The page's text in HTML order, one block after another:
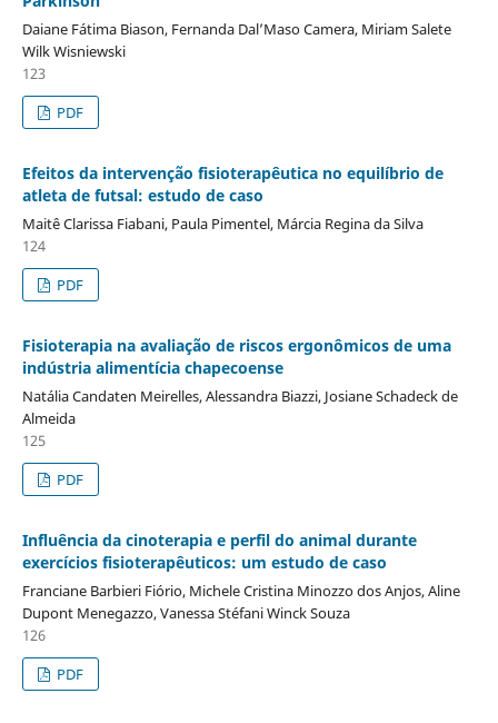
Daiane Fátima Biason, Fernanda Dal’Maso Camera, Miriam Salete
Wilk Wisniewski
123
PDF
Efeitos da intervenção fisioterapêutica no equilíbrio de
atleta de futsal: estudo de caso
Maitê Clarissa Fiabani, Paula Pimentel, Márcia Regina da Silva
124
PDF
Fisioterapia na avaliação de riscos ergonômicos de uma
indústria alimentícia chapecoense
Natália Candaten Meirelles, Alessandra Biazzi, Josiane Schadeck de
Almeida
125
PDF
Influência da cinoterapia e perfil do animal durante
exercícios fisioterapêuticos: um estudo de caso
Franciane Barbieri Fiório, Michele Cristina Minozzo dos Anjos, Aline
Dupont Menegazzo, Vanessa Stéfani Winck Souza
126
PDF